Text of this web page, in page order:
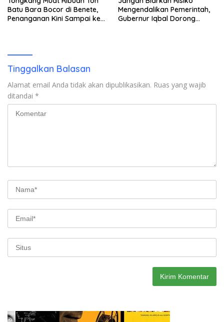
Batu Bara Bocor di Benete,
Penanganan Kini Sampai ke
Mengendalikan Pemerintah,
Gubernur Iqbal Dorong
Tinggalkan Balasan
Alamat email Anda tidak akan dipublikasikan. Ruas yang wajib
ditandai *